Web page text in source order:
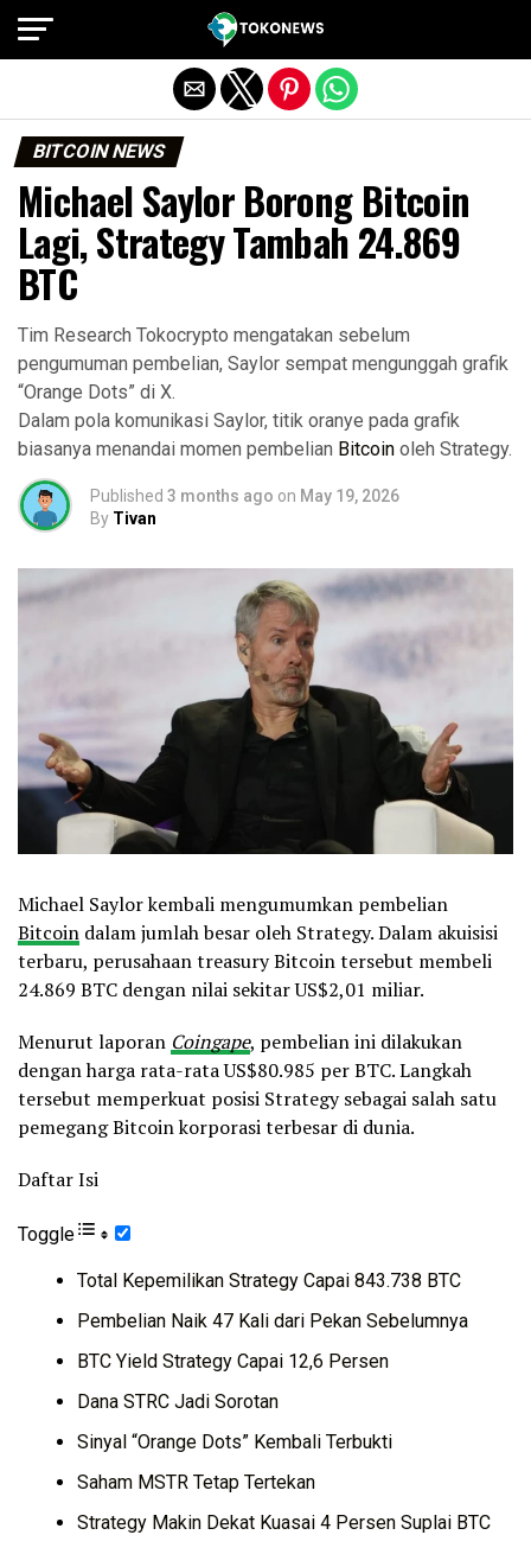
BITCOIN NEWS
Michael Saylor Borong Bitcoin
Lagi, Strategy Tambah 24.869
BTC
Tim Research Tokocrypto mengatakan sebelum
pengumuman pembelian, Saylor sempat mengunggah grafik
“Orange Dots” di X.
Dalam pola komunikasi Saylor, titik oranye pada grafik
biasanya menandai momen pembelian Bitcoin oleh Strategy.
Published 3 months ago on May 19, 2026
By Tivan
Michael Saylor kembali mengumumkan pembelian
Bitcoin dalam jumlah besar oleh Strategy. Dalam akuisisi
terbaru, perusahaan treasury Bitcoin tersebut membeli
24.869 BTC dengan nilai sekitar US$2,01 miliar.
Menurut laporan Coingape, pembelian ini dilakukan
dengan harga rata-rata US$80.985 per BTC. Langkah
tersebut memperkuat posisi Strategy sebagai salah satu
pemegang Bitcoin korporasi terbesar di dunia.
Daftar Isi
Toggle
Total Kepemilikan Strategy Capai 843.738 BTC
Pembelian Naik 47 Kali dari Pekan Sebelumnya
BTC Yield Strategy Capai 12,6 Persen
Dana STRC Jadi Sorotan
Sinyal “Orange Dots” Kembali Terbukti
Saham MSTR Tetap Tertekan
Strategy Makin Dekat Kuasai 4 Persen Suplai BTC
Exit mobile version